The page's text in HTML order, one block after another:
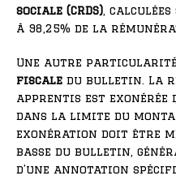
sociale (CRDS) ,
à 98,25% de la
Une autre
fiscale du bulletin. La
apprentis est exonérée
dans la limite du
exonération doit être
basse du bulletin,
d’une annotation